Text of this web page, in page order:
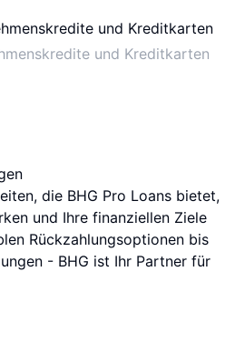
und Kreditkarten
die BHG Pro Loans bietet,
und Ihre finanziellen Ziele
Rückzahlungsoptionen bis
- BHG ist Ihr Partner für